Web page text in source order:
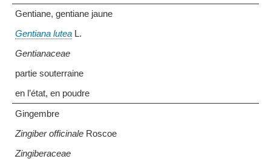
Gentiane, gentiane jaune
Gentiana lutea L.
Gentianaceae
partie souterraine
en l’état, en poudre
Gingembre
Zingiber officinale Roscoe
Zingiberaceae